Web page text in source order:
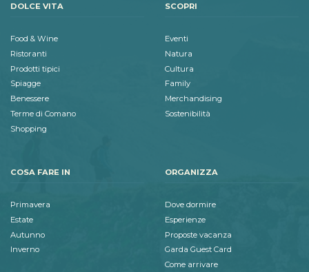
DOLCE VITA
Food & Wine
Ristoranti
Prodotti tipici
Spiagge
Benessere
Terme di Comano
Shopping
SCOPRI
Eventi
Natura
Cultura
Family
Merchandising
Sostenibilità
COSA FARE IN
Primavera
Estate
Autunno
Inverno
ORGANIZZA
Dove dormire
Esperienze
Proposte vacanza
Garda Guest Card
Come arrivare